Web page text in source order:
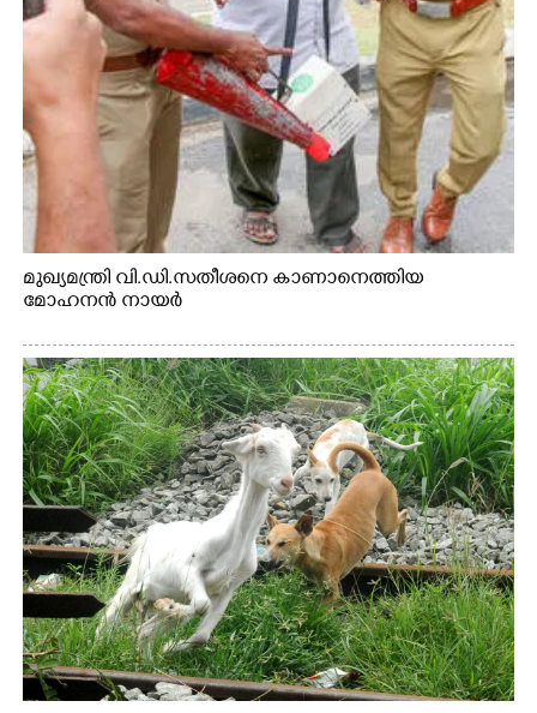
മുഖ്യമന്ത്രി വി.ഡി.സതീശനെ കാണാനെത്തിയ
മോഹനൻ നായർ